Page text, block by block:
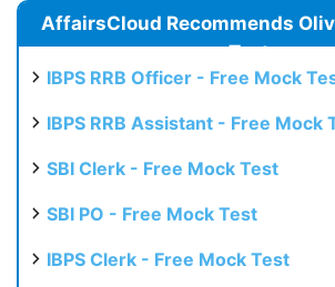
AffairsCloud Recommends
Test
IBPS RRB Officer - Free Mock
IBPS RRB Assistant - Free Mock
SBI Clerk - Free Mock Test
SBI PO - Free Mock Test
IBPS Clerk - Free Mock Test